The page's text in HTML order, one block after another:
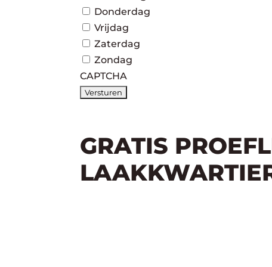
Donderdag
Vrijdag
Zaterdag
Zondag
CAPTCHA
GRATIS